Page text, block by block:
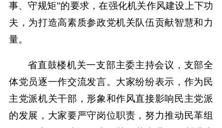
事、守规矩”的要求，在强化机关作风建设上下功
夫，为打造高素质参政党机关队伍贡献智慧和力
量。
省直鼓楼机关一支部主委主持会议，支部全
体党员逐一作交流发言。大家纷纷表示，作为民
主党派机关干部，形象和作风直接影响民主党派
的发展，大家要严守岗位职责，努力推动民革组